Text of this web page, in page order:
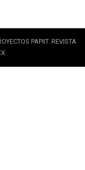
PAPIIT. REVISTA